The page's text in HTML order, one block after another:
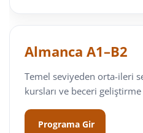
Almanca A1–B2
Temel seviyeden orta-ileri
kursları ve beceri
Programa Gir